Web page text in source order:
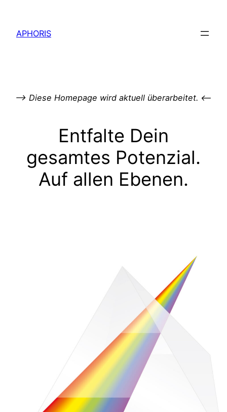
springen
APHORIS
–> Diese Homepage wird aktuell überarbeitet. <–
Entfalte Dein
gesamtes Potenzial.
Auf allen Ebenen.